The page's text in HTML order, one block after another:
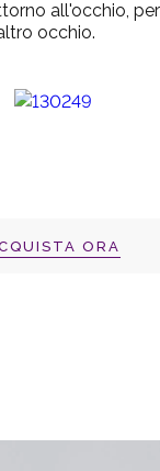
all'occhio,
occhio.
ORA